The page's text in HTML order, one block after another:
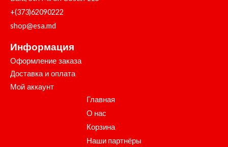
+(373)62090222
shop@esa.md
Информация
Оформление заказа
Доставка и оплата
Мой аккаунт
Главная
О нас
Корзина
Наши партнёры